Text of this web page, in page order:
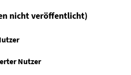
nicht veröffentlicht)
Nutzer